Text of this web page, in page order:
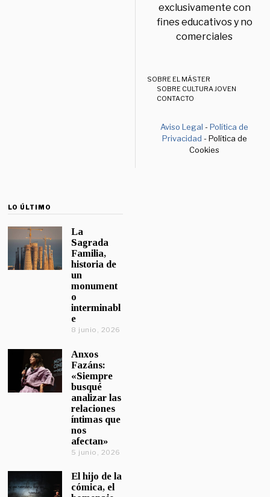
exclusivamente con
fines educativos y no
comerciales
SOBRE EL MÁSTER
SOBRE CULTURA JOVEN
CONTACTO
Aviso Legal -Política de
Privacidad - Política de
Cookies
LO ÚLTIMO
La
Sagrada
Familia,
historia de
un
monument
o
interminabl
e
8 junio, 2026
Anxos
Fazáns:
«Siempre
busqué
analizar las
relaciones
íntimas que
nos
afectan»
5 junio, 2026
El hijo de la
cómica, el